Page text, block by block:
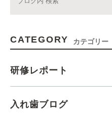
CATEGORY カテゴリー
研修レポート
入れ歯ブログ